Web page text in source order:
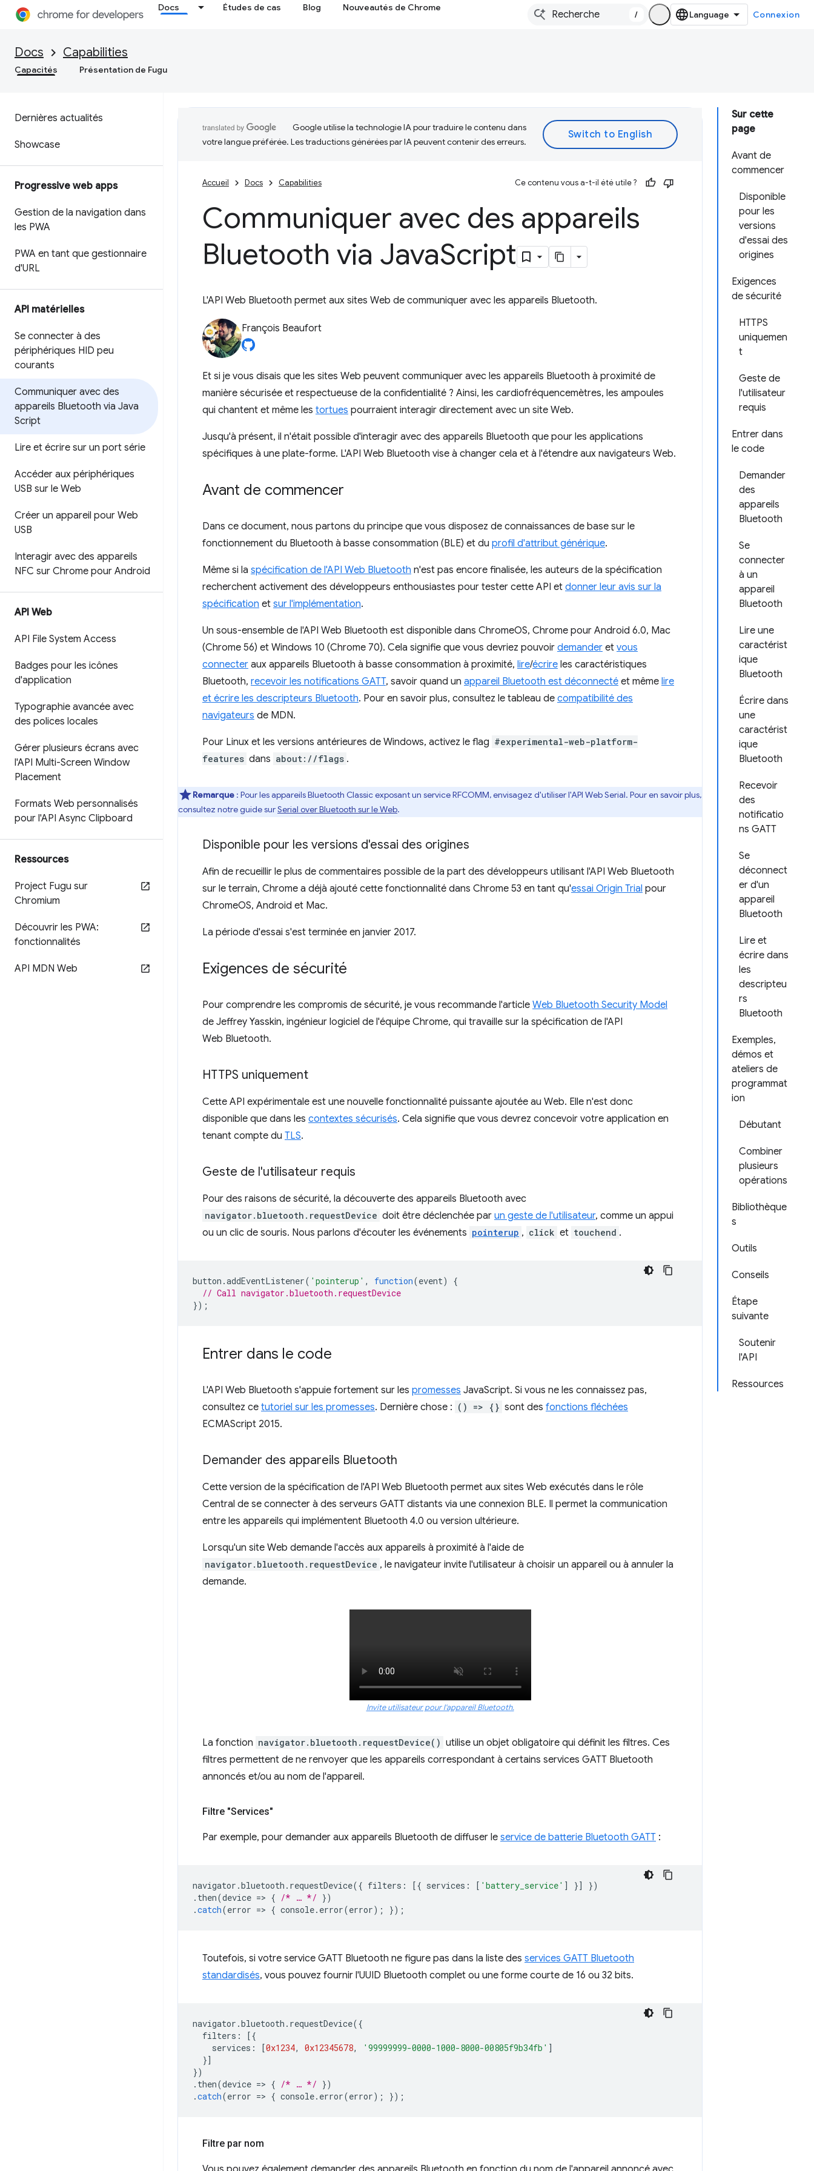
Docs Études de cas Blog Nouveautés de Chrome
/ Connexion
Docs Capabilities
Capacités Présentation de Fugu
Dernières actualités
Showcase
Progressive web apps
Gestion de la navigation dans
les PWA
PWA en tant que gestionnaire
d'URL
API matérielles
Se connecter à des
périphériques HID peu
courants
Communiquer avec des
appareils Bluetooth via Java
Script
Lire et écrire sur un port série
Accéder aux périphériques
USB sur le Web
Créer un appareil pour Web
USB
Interagir avec des appareils
NFC sur Chrome pour Android
API Web
API File System Access
Badges pour les icônes
d'application
Typographie avancée avec
des polices locales
Gérer plusieurs écrans avec
l'API Multi-Screen Window
Placement
Formats Web personnalisés
pour l'API Async Clipboard
Ressources
Project Fugu sur
Chromium
Découvrir les PWA:
fonctionnalités
API MDN Web
Sur cette
page
Avant de
commencer
Disponible
pour les
versions
d'essai des
origines
Exigences
de sécurité
HTTPS
uniquemen
t
Geste de
l'utilisateur
requis
Entrer dans
le code
Demander
des
appareils
Bluetooth
Se
connecter
à un
appareil
Bluetooth
Lire une
caractérist
ique
Bluetooth
Écrire dans
une
caractérist
ique
Bluetooth
Recevoir
des
notificatio
ns GATT
Se
déconnect
er d'un
appareil
Bluetooth
Lire et
écrire dans
les
descripteu
rs
Bluetooth
Exemples,
démos et
ateliers de
programmat
ion
Débutant
Combiner
plusieurs
opérations
Bibliothèque
s
Outils
Conseils
Étape
suivante
Soutenir
l'API
Ressources
Google utilise la technologie IA pour traduire le contenu dans
votre langue préférée. Les traductions générées par IA peuvent contenir des erreurs.
Accueil Docs Capabilities Ce contenu vous a-t-il été utile ?
Communiquer avec des appareils
Bluetooth via JavaScript
L'API Web Bluetooth permet aux sites Web de communiquer avec les appareils Bluetooth.
François Beaufort
Et si je vous disais que les sites Web peuvent communiquer avec les appareils Bluetooth à proximité de
manière sécurisée et respectueuse de la confidentialité ? Ainsi, les cardiofréquencemètres, les ampoules
qui chantent et même les tortues pourraient interagir directement avec un site Web.
Jusqu'à présent, il n'était possible d'interagir avec des appareils Bluetooth que pour les applications
spécifiques à une plate-forme. L'API Web Bluetooth vise à changer cela et à l'étendre aux navigateurs Web.
Avant de commencer
Dans ce document, nous partons du principe que vous disposez de connaissances de base sur le
fonctionnement du Bluetooth à basse consommation (BLE) et du profil d'attribut générique.
Même si la spécification de l'API Web Bluetooth n'est pas encore finalisée, les auteurs de la spécification
recherchent activement des développeurs enthousiastes pour tester cette API et donner leur avis sur la
spécification et sur l'implémentation.
Un sous-ensemble de l'API Web Bluetooth est disponible dans ChromeOS, Chrome pour Android 6.0, Mac
(Chrome 56) et Windows 10 (Chrome 70). Cela signifie que vous devriez pouvoir demander et vous
connecter aux appareils Bluetooth à basse consommation à proximité, lire/écrire les caractéristiques
Bluetooth, recevoir les notifications GATT, savoir quand un appareil Bluetooth est déconnecté et même lire
et écrire les descripteurs Bluetooth. Pour en savoir plus, consultez le tableau de compatibilité des
navigateurs de MDN.
Pour Linux et les versions antérieures de Windows, activez le flag #experimental-web-platform-
features dans about://flags .
Remarque : Pour les appareils Bluetooth Classic exposant un service RFCOMM, envisagez d'utiliser l'API Web Serial. Pour en savoir plus,
consultez notre guide surSerial over Bluetooth sur le Web.
Disponible pour les versions d'essai des origines
Afin de recueillir le plus de commentaires possible de la part des développeurs utilisant l'API Web Bluetooth
sur le terrain, Chrome a déjà ajouté cette fonctionnalité dans Chrome 53 en tant qu'essai Origin Trial pour
ChromeOS, Android et Mac.
La période d'essai s'est terminée en janvier 2017.
Exigences de sécurité
Pour comprendre les compromis de sécurité, je vous recommande l'article Web Bluetooth Security Model
de Jeffrey Yasskin, ingénieur logiciel de l'équipe Chrome, qui travaille sur la spécification de l'API
Web Bluetooth.
HTTPS uniquement
Cette API expérimentale est une nouvelle fonctionnalité puissante ajoutée au Web. Elle n'est donc
disponible que dans les contextes sécurisés. Cela signifie que vous devrez concevoir votre application en
tenant compte du TLS.
Geste de l'utilisateur requis
Pour des raisons de sécurité, la découverte des appareils Bluetooth avec
navigator.bluetooth.requestDevice doit être déclenchée par un geste de l'utilisateur, comme un appui
ou un clic de souris. Nous parlons d'écouter les événements pointerup , click et touchend .
button .addEventListener( 'pointerup' , function(event)
{
// Call navigator.bluetooth.requestDevice
});
Entrer dans le code
L'API Web Bluetooth s'appuie fortement sur les promesses JavaScript. Si vous ne les connaissez pas,
consultez ce tutoriel sur les promesses. Dernière chose : () => {} sont des fonctions fléchées
ECMAScript 2015.
Demander des appareils Bluetooth
Cette version de la spécification de l'API Web Bluetooth permet aux sites Web exécutés dans le rôle
Central de se connecter à des serveurs GATT distants via une connexion BLE. Il permet la communication
entre les appareils qui implémentent Bluetooth 4.0 ou version ultérieure.
Lorsqu'un site Web demande l'accès aux appareils à proximité à l'aide de
navigator.bluetooth.requestDevice , le navigateur invite l'utilisateur à choisir un appareil ou à annuler la
demande.
Invite utilisateur pour l'appareil Bluetooth.
La fonction navigator.bluetooth.requestDevice() utilise un objet obligatoire qui définit les filtres. Ces
filtres permettent de ne renvoyer que les appareils correspondant à certains services GATT Bluetooth
annoncés et/ou au nom de l'appareil.
Filtre "Services"
Par exemple, pour demander aux appareils Bluetooth de diffuser le service de batterie Bluetooth GATT :
navigator .bluetooth . requestDevice({ filters : [{ services : [ 'battery_service' ] }]
})
. then(device => { /* … */ })
.catch(error => { console. error(error); });
Toutefois, si votre service GATT Bluetooth ne figure pas dans la liste des services GATT Bluetooth
standardisés, vous pouvez fournir l'UUID Bluetooth complet ou une forme courte de 16 ou 32 bits.
navigator .bluetooth . requestDevice({
filters :
[{
services : [0x1234, 0x12345678, '99999999-0000-1000-8000-00805f9b34fb' ]
}]
})
. then(device => { /* … */ })
.catch(error => { console. error(error); });
Filtre par nom